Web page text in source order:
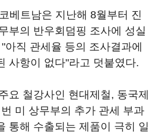
베트남은 지난해 8월부터 진
부의 반우회덤핑 조사에 성실
직 관세율 등의 조사결과에
사항이 없다"라고 덧붙였다.
요 철강사인 현대제철, 동국제
미 상무부의 추가 관세 부과
통해 수출되는 제품이 극히 일